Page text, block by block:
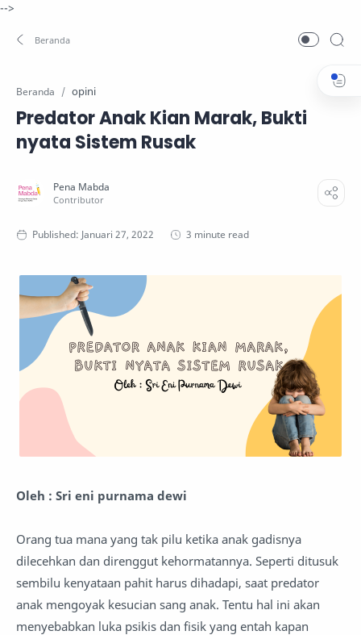
-->
Beranda opini
Predator Anak Kian Marak, Bukti
nyata Sistem Rusak
3 minute read
Oleh : Sri eni purnama dewi
Orang tua mana yang tak pilu ketika anak gadisnya
dilecehkan dan direnggut kehormatannya. Seperti ditusuk
sembilu kenyataan pahit harus dihadapi, saat predator
anak mengoyak kesucian sang anak. Tentu hal ini akan
menyebabkan luka psikis dan fisik yang entah kapan